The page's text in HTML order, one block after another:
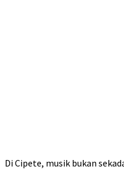
Di Cipete, musik bukan